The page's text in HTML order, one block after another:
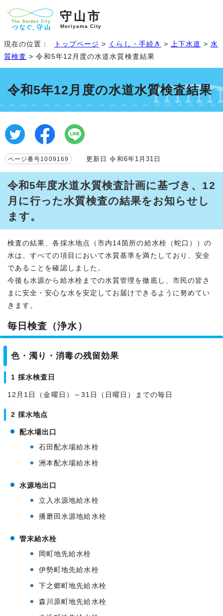
守山市
Moriyama City
現在の位置： トップページ > くらし・手続き >上下水道 > 水
質検査 > 令和5年12月度の水道水質検査結果
令和5年12月度の水道水質検査結果
ページ番号1009169 更新日 令和6年1月31日
令和5年度水道水質検査計画に基づき、12
月に行った水質検査の結果をお知らせし
ます。
検査の結果、各採水地点（市内14箇所の給水栓（蛇口））の
水は、すべての項目において水質基準を満たしており、安全
であることを確認しました。
今後も水源から給水栓までの水質管理を徹底し、市民の皆さ
まに安全・安心な水を安定してお届けできるように努めてい
きます。
毎日検査（浄水）
色・濁り・消毒の残留効果
1 採水検査日
12月1日（金曜日）～31日（日曜日）までの毎日
2 採水地点
配水場出口
石田配水場給水栓
洲本配水場給水栓
水源地出口
立入水源地給水栓
播磨田水源地給水栓
管末給水栓
岡町地先給水栓
伊勢町地先給水栓
下之郷町地先給水栓
森川原町地先給水栓